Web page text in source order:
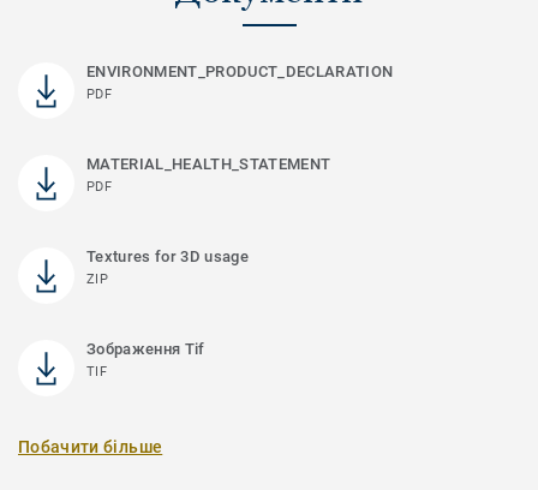
ENVIRONMENT_PRODUCT_DECLARATION
PDF
MATERIAL_HEALTH_STATEMENT
PDF
Textures for 3D usage
ZIP
Зображення Tif
TIF
Побачити більше